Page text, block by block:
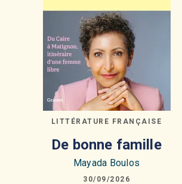
LITTÉRATURE FRANÇAISE
De bonne famille
Mayada Boulos
30/09/2026